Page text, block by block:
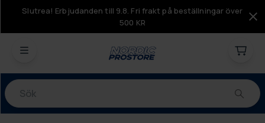
Slutrea! Erbjudanden till 9.8. Fri frakt på beställningar över
500 KR
Produkter